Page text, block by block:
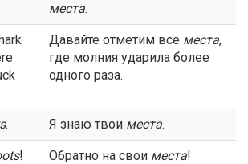
места.
Давайте отметим все места,
где молния ударила более
одного раза.
. Я знаю твои места.
! Обратно на свои места!